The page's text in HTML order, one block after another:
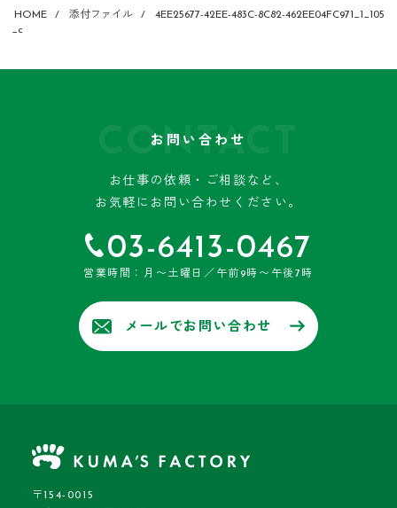
HOME 添付ファイル
4EE25677-42EE-483C-8C82-462EE04FC971_1_105
_c
CONTACT
お問い合わせ
お仕事の依頼・ご相談など、
お気軽にお問い合わせください。
03-6413-0467
営業時間：月〜土曜日／午前9時〜午後7時
メールでお問い合わせ
〒154-0015